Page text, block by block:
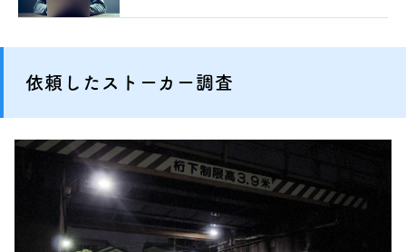
依頼したストーカー調査